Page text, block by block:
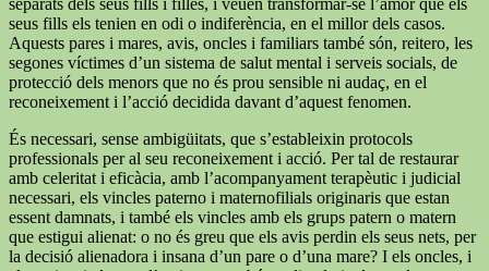
separats dels seus fills i filles, i veuen transformar-se l’amor que els
seus fills els tenien en odi o indiferència, en el millor dels casos.
Aquests pares i mares, avis, oncles i familiars també són, reitero, les
segones víctimes d’un sistema de salut mental i serveis socials, de
protecció dels menors que no és prou sensible ni audaç, en el
reconeixement i l’acció decidida davant d’aquest fenomen.
És necessari, sense ambigüitats, que s’estableixin protocols
professionals per al seu reconeixement i acció. Per tal de restaurar
amb celeritat i eficàcia, amb l’acompanyament terapèutic i judicial
necessari, els vincles paterno i maternofilials originaris que estan
essent damnats, i també els vincles amb els grups patern o matern
que estigui alienat: o no és greu que els avis perdin els seus nets, per
la decisió alienadora i insana d’un pare o d’una mare? I els oncles, i